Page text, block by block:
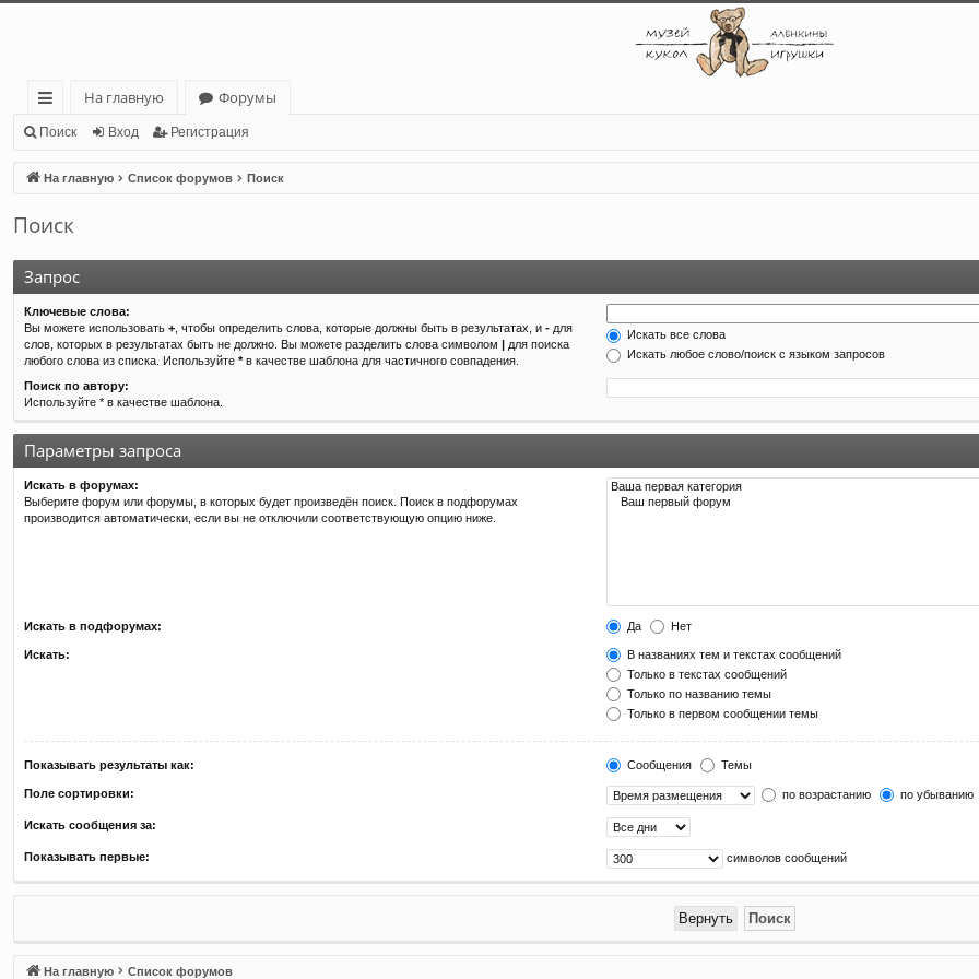
с
ы
лк
и
На главную
Форумы
Поиск Вход Регистрация
На главную Список форумов Поиск
Поиск
Запрос
Ключевые слова:
Вы можете использовать + , чтобы определить слова, которые должны быть в результатах, и - для
слов, которых в результатах быть не должно. Вы можете разделить слова символом | для поиска
любого слова из списка. Используйте *в качестве шаблона для частичного совпадения.
Искать все слова
Искать любое слово/поиск с языком запросов
Поиск по автору:
Используйте * в качестве шаблона.
Параметры запроса
Искать в форумах:
Выберите форум или форумы, в которых будет произведён поиск. Поиск в подфорумах
производится автоматически, если вы не отключили соответствующую опцию ниже.
Искать в подфорумах: Да Нет
Искать:
В названиях тем и текстах сообщений
Только в текстах сообщений
Только по названию темы
Только в первом сообщении темы
Показывать результаты как: Сообщения Темы
Поле сортировки: по возрастанию по убыванию
Искать сообщения за:
Показывать первые: символов сообщений
На главную Список форумов